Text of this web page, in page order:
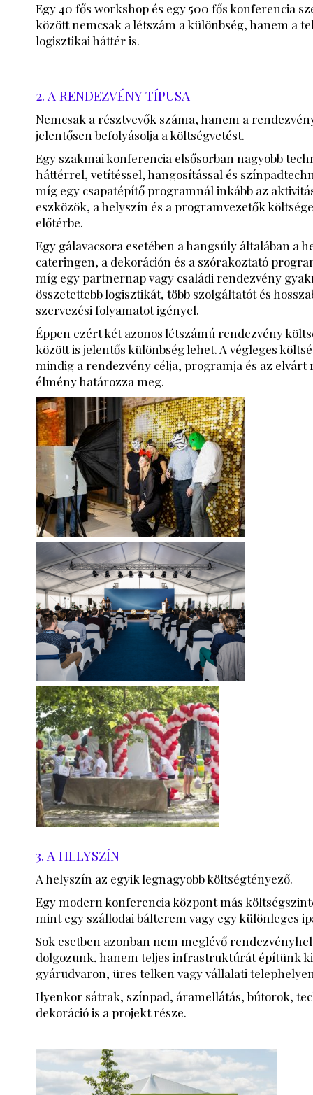
Egy 40 fős workshop és egy 500 fős konferencia
között nemcsak a létszám a különbség, hanem a
logisztikai háttér is.
2. A RENDEZVÉNY TÍPUSA
Nemcsak a résztvevők száma, hanem a
jelentősen befolyásolja a költségvetést.
Egy szakmai konferencia elsősorban nagyobb
háttérrel, vetítéssel, hangosítással és
míg egy csapatépítő programnál inkább az
eszközök, a helyszín és a programvezetők
előtérbe.
Egy gálavacsora esetében a hangsúly általában a
cateringen, a dekoráción és a szórakoztató
míg egy partnernap vagy családi rendezvény
összetettebb logisztikát, több szolgáltatót és
szervezési folyamatot igényel.
Éppen ezért két azonos létszámú rendezvény
között is jelentős különbség lehet. A végleges
mindig a rendezvény célja, programja és az elvárt
élmény határozza meg.
3. A HELYSZÍN
A helyszín az egyik legnagyobb költségtényező.
Egy modern konferencia központ más
mint egy szállodai bálterem vagy egy különleges
Sok esetben azonban nem meglévő
dolgozunk, hanem teljes infrastruktúrát építünk
gyárudvaron, üres telken vagy vállalati
Ilyenkor sátrak, színpad, áramellátás, bútorok,
dekoráció is a projekt része.